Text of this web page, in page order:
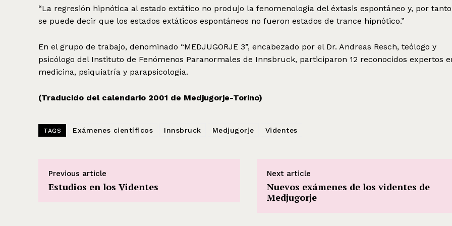
“La regresión hipnótica al estado extático no produjo la fenomenología del éxtasis espontáneo y, por
se puede decir que los estados extáticos espontáneos no fueron estados de trance hipnótico.”
En el grupo de trabajo, denominado “MEDJUGORJE 3”, encabezado por el Dr. Andreas Resch, teólogo y
psicólogo del Instituto de Fenómenos Paranormales de Innsbruck, participaron 12 reconocidos expertos
medicina, psiquiatría y parapsicología.
(Traducido del calendario 2001 de Medjugorje-Torino)
TAGS Exámenes científicos Innsbruck Medjugorje Videntes
Previous article
Estudios en los Videntes
Next article
Nuevos exámenes de los videntes de
Medjugorje